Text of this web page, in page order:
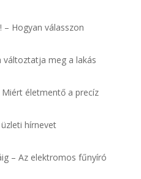
– Hogyan válasszon
változtatja meg a lakás
életmentő a precíz
hírnevet
– Az elektromos fűnyíró